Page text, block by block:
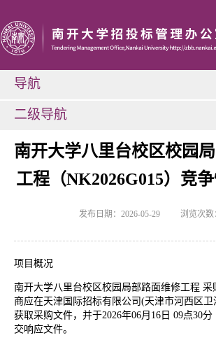
导航
二级导航
南开大学八里台校区校园
工程（NK2026G015）竞
发布日期：2026-05-29 浏览次数
项目概况
南开大学八里台校区校园局部路面维修工程 采
商应在天津国际招标有限公司(天津市河西区卫
获取采购文件，并于2026年06月16日 09点30
交响应文件。